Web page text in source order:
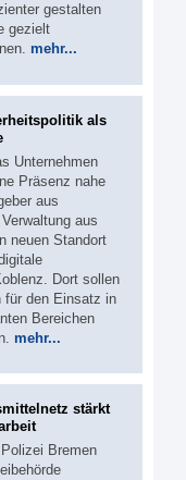
gestalten
gezielt
mehr...
als
Unternehmen
Präsenz nahe
aus
aus
neuen Standort
Dort sollen
für den Einsatz in
Bereichen
mehr...
stärkt
Bremen